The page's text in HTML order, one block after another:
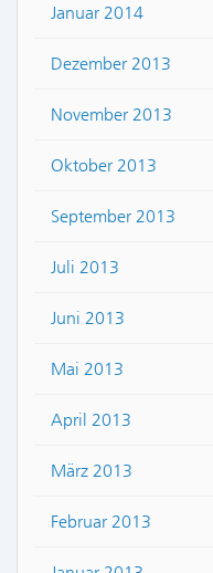
Januar 2014
Dezember 2013
November 2013
Oktober 2013
September 2013
Juli 2013
Juni 2013
Mai 2013
April 2013
März 2013
Februar 2013